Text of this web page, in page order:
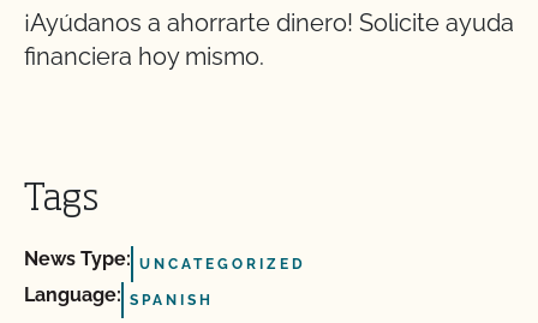
¡Ayúdanos a ahorrarte dinero! Solicite ayuda
financiera hoy mismo.
Tags
News Type: UNCATEGORIZED
Language: SPANISH